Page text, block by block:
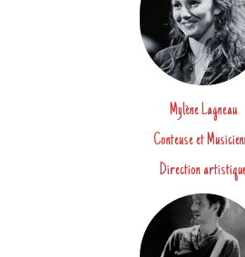
Mylène Lagneau
Conteuse et
Direction